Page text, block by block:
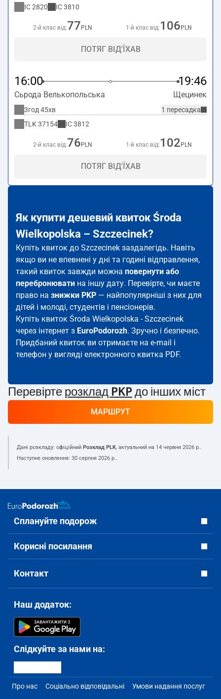
IC2820 IC3810
2-й клас від:77 PLN 1-й клас від: 106 PLN
ПОТЯГ ВІД'ЇХАВ
16:00 19:46
Сьрода Велькопольська Щецинек
1 пересадка
3год 45хв
TLK 37154 IC3812
2-й клас від:76 PLN 1-й клас від: 102 PLN
ПОТЯГ ВІД'ЇХАВ
Як купити дешевий квиток Środa
Wielkopolska – Szczecinek?
Купіть квиток до Szczecinek заздалегідь. Навіть
якщо ви не впевнені у дні та годині відправлення,
такий квиток завжди можна повернути або
перебронювати на іншу дату. Перевірте, чи маєте
право на знижки PKP — найпопулярніші з них для
дітей і молоді, студентів і пенсіонерів.
Купіть квиток Środa Wielkopolska - Szczecinek
через інтернет з EuroPodorozh. Зручно і безпечно.
Придбаний квиток ви отримаєте на e-mail і
телефон у вигляді електронного квитка PDF.
Перевірте розклад PKP до інших міст
МАРШРУТ
Дані розкладу: офіційний Розклад PLK, актуальний на 14 червня 2026 р..
Наступне оновлення: 30 серпня 2026 р..
Сплануйте подорож
Корисні посилання
Контакт
Наш додаток:
Слідкуйте за нами на:
Про нас Соціально відповідальні Умови надання послуг